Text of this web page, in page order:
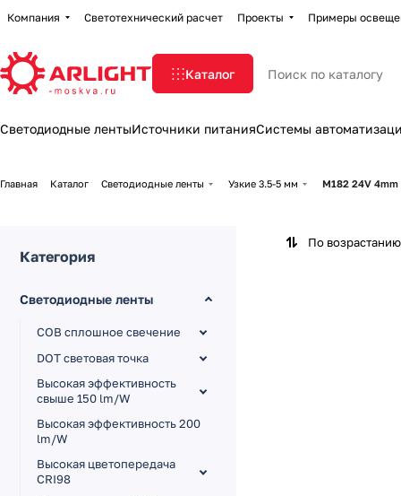
Компания Светотехнический расчет Проекты Примеры
Каталог
Светодиодные лентыИсточники питанияСистемы
Главная Каталог Светодиодные ленты Узкие 3.5-5 мм M182 24V
По
Категория
Светодиодные ленты
COB сплошное свечение
DOT световая точка
Высокая эффективность
свыше 150 lm/W
Высокая эффективность 200
lm/W
Высокая цветопередача
CRI98